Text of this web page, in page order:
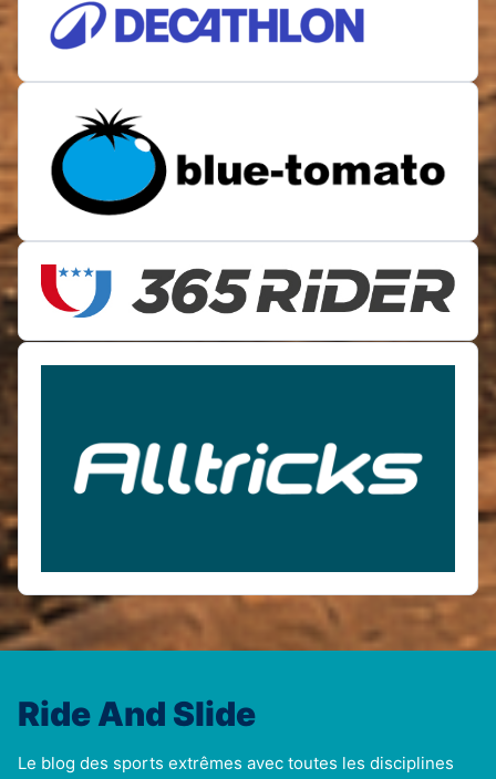
Ride And Slide
Le blog des sports extrêmes avec toutes les disciplines